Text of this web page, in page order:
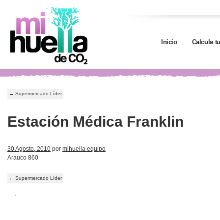
Inicio Calcula
← Supermercado Líder
Estación Médica Franklin
30 Agosto, 2010 por mihuella equipo
Arauco 860
← Supermercado Líder
.